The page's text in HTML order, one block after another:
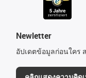
Newletter
อัปเดตข้อมูลก่อนใคร